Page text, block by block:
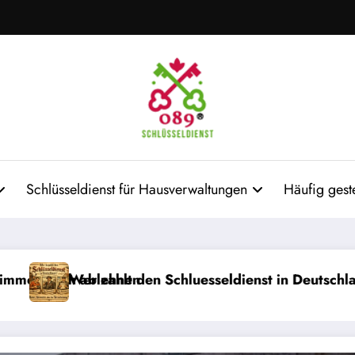
Schlüsseldienst für Hausverwaltungen Häufig
zahlt den Schluesseldienst in Deutschland: